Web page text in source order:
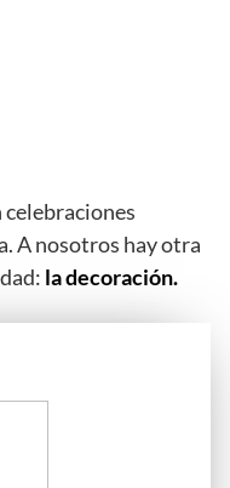
celebraciones
A nosotros hay otra
la decoración.